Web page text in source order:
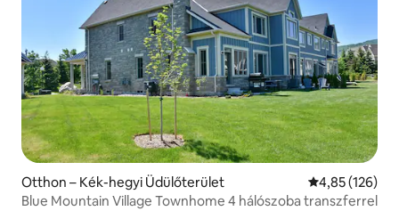
Otthon – Kék-hegyi Üdülőterület Átlagos
4,85 (126)
Blue Mountain Village Townhome 4 hálószoba transzferrel